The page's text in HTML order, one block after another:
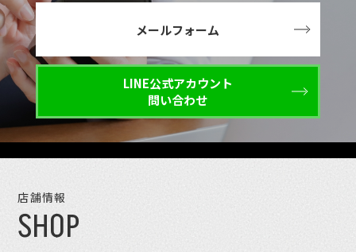
メールフォーム
LINE公式アカウント
問い合わせ
店舗情報
SHOP